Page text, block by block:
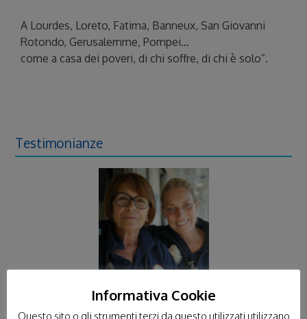
A Lourdes, Loreto, Fatima, Banneux, San Giovanni
Rotondo, Gerusalemme, Pompei…
come a casa dei poveri, di chi soffre, di chi è solo”.
Testimonianze
Informativa Cookie
Questo sito o gli strumenti terzi da questo utilizzati utilizzano